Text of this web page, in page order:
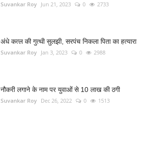
Suvankar Roy Jun 21, 2023 0 2733
अंधे कत्ल की गुत्थी सुलझी, सरपंच निकला पिता का हत्यारा
Suvankar Roy Jan 3, 2023 0 2988
नौकरी लगाने के नाम पर युवाओं से 10 लाख की ठगी
Suvankar Roy Dec 26, 2022 0 1513